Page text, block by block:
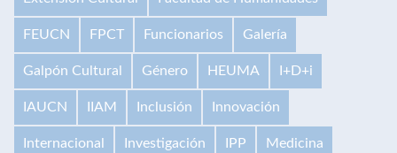
FEUCN FPCT Funcionarios Galería
Galpón Cultural Género HEUMA I+D+i
IAUCN IIAM Inclusión Innovación
Internacional Investigación IPP Medicina